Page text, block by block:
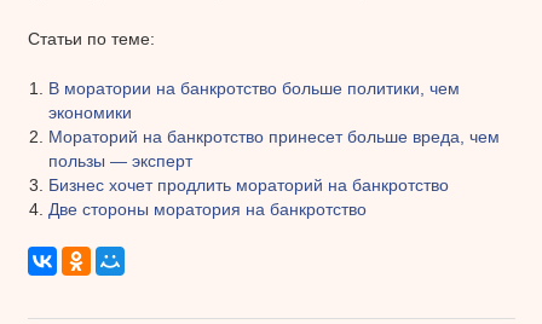
Статьи по теме:
В моратории на банкротство больше политики, чем
экономики
Мораторий на банкротство принесет больше вреда, чем
пользы — эксперт
Бизнес хочет продлить мораторий на банкротство
Две стороны моратория на банкротство